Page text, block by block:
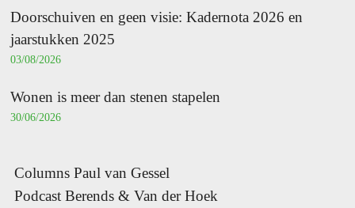
Doorschuiven en geen visie: Kadernota 2026 en
jaarstukken 2025
03/08/2026
Wonen is meer dan stenen stapelen
30/06/2026
Columns Paul van Gessel
Podcast Berends & Van der Hoek